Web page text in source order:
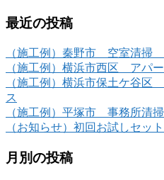
最近の投稿
（施工例）秦野市 空室清掃
（施工例）横浜市西区 アパ
（施工例）横浜市保土ケ谷
ス
（施工例）平塚市 事務所清
（お知らせ）初回お試しセッ
月別の投稿